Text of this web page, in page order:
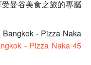
曼谷美食之旅的專屬
- Pizza Naka
- Pizza Naka 45